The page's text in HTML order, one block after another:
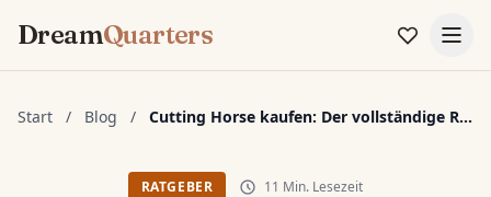
DreamQuarters
Start / Blog / Cutting Horse kaufen: Der vollständige R...
RATGEBER 11 Min. Lesezeit